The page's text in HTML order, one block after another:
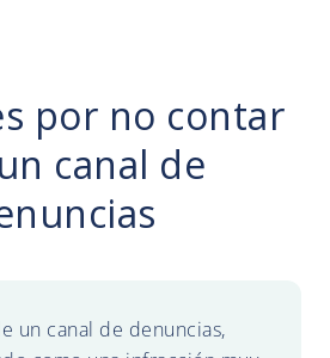
por no contar
canal de
un canal de denuncias,